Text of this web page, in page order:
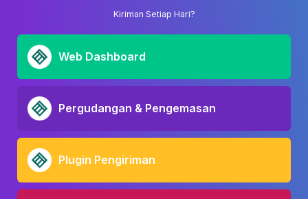
Kiriman Setiap Hari?
Web Dashboard
Pergudangan & Pengemasan
Plugin Pengiriman